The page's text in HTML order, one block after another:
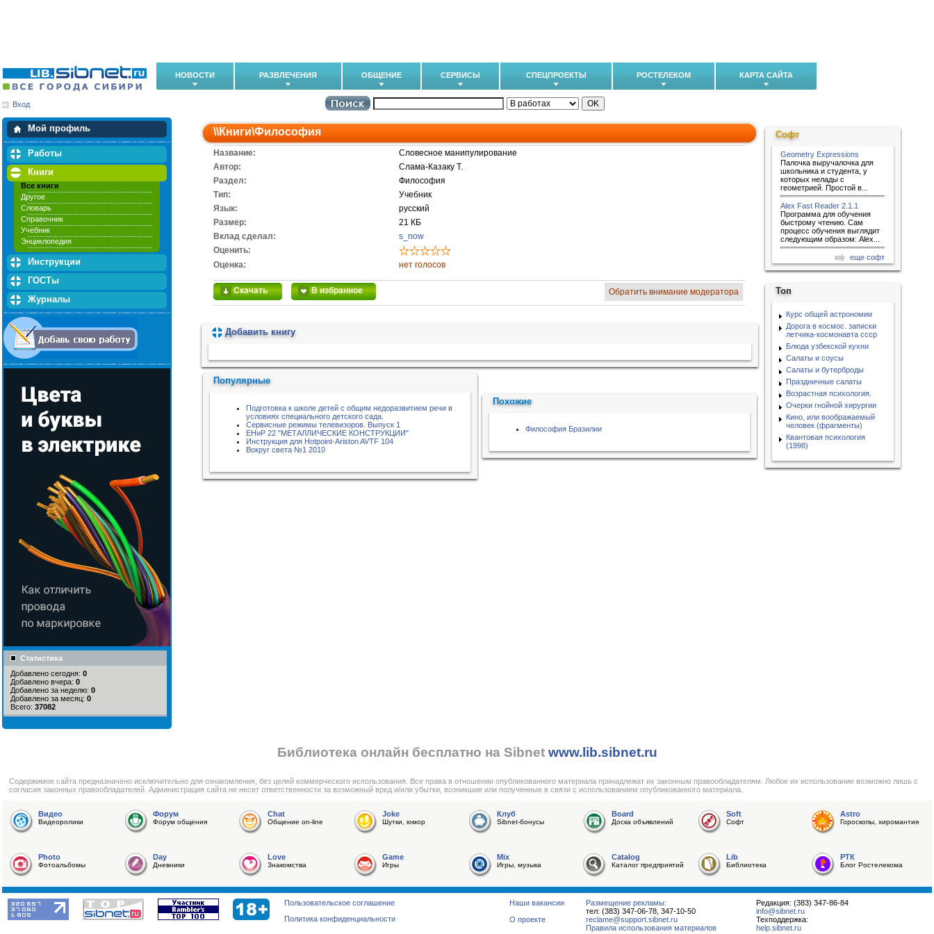
НОВОСТИ РАЗВЛЕЧЕНИЯ ОБЩЕНИЕ СЕРВИСЫ СПЕЦПРОЕКТЫ РОСТЕЛЕКОМ КАРТА САЙТА
Вход
Мой профиль
Мои закладки
Работы
Книги
Все книги
Другое
Словарь
Справочник
Учебник
Энциклопедия
Инструкции
ГОСТы
Журналы
Статистика
Добавлено сегодня: 0
Добавлено вчера: 0
Добавлено за неделю: 0
Добавлено за месяц: 0
Всего: 37082
\\Книги\Философия
Название:
Словесное манипулирование
Автор:
Слама-Казаку Т.
Раздел:
Философия
Тип:
Учебник
Язык:
русский
Размер:
21 КБ
Вклад сделал:
s_now
Оценить:
Оценка:
нет голосов
Скачать В избранное Обратить внимание модератора
Добавить книгу
Популярные
Подготовка к школе детей с общим недоразвитием речи в
условиях специального детского сада.
Сервисные режимы телевизоров. Выпуск 1
ЕНиР 22 "МЕТАЛЛИЧЕСКИЕ КОНСТРУКЦИИ"
Инструкция для Hotpoint-Ariston AVTF 104
Вокруг света №1 2010
Похожие
Философия Бразилии
Софт
Geometry Expressions
Палочка выручалочка для
школьника и студента, у
которых нелады с
геометрией. Простой в...
Alex Fast Reader 2.1.1
Программа для обучения
быстрому чтению. Сам
процесс обучения выглядит
следующим образом: Alex...
еще софт
Топ
Курс общей астрономии
Дорога в космос. записки
летчика-космонавта ссср
Блюда узбекской кухни
Салаты и соусы
Салаты и бутерброды
Праздничные салаты
Возрастная психология.
Очерки гнойной хирургии
Кино, или воображаемый
человек (фрагменты)
Квантовая психология
(1998)
Библиотека онлайн бесплатно на Sibnet www.lib.sibnet.ru
Cодержимое сайта предназначено исключительно для ознакомления, без целей коммерческого использования. Все права в отношении опубликованного материала принадлежат их законным правообладателям. Любое их использование возможно лишь с
согласия законных правообладателей. Администрация сайта не несет ответственности за возможный вред и/или убытки, возникшие или полученные в связи с использованием опубликованного материала.
Видео
Видеоролики
Форум
Форум общения
Chat
Общение on-line
Joke
Шутки, юмор
Клуб
Sibnet-бонусы
Board
Доска объявлений
Soft
Софт
Astro
Гороскопы, хиромантия
Photo
Фотоальбомы
Day
Дневники
Love
Знакомства
Game
Игры
Mix
Игры, музыка
Catalog
Каталог предприятий
Lib
Библиотека
РТК
Блог Ростелекома
Редакция: (383) 347-86-84
info@sibnet.ru
Техподдержка:
help.sibnet.ru
Размещение рекламы:
тел: (383) 347-06-78, 347-10-50
reclame@support.sibnet.ru
Правила использования материалов
Наши вакансии
О проекте
Пользовательское соглашение
Политика конфиденциальности